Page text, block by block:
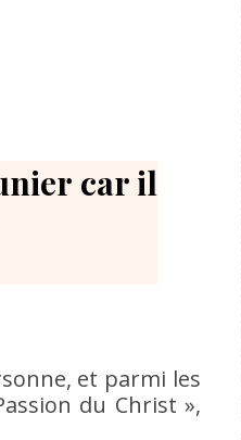
car il
et parmi les
du Christ »,